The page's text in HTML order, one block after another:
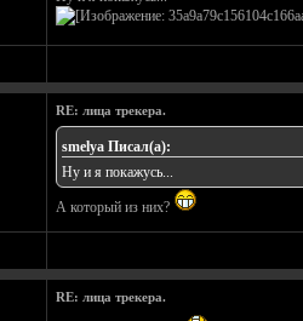
RE: лица трекера.
smelya Писал(а):
Ну и я покажусь...
А который из них?
RE: лица трекера.